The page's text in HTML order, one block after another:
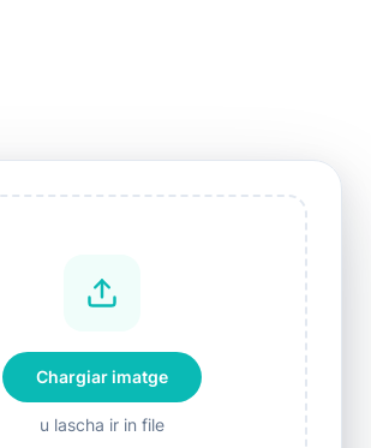
Chargiar imatge
u lascha ir in file